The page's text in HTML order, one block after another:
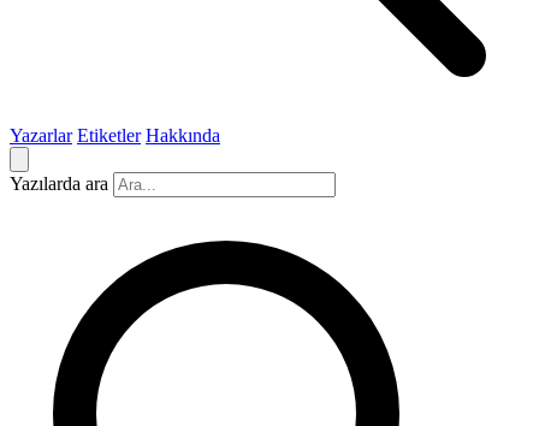
Yazarlar Etiketler Hakkında
Yazılarda ara